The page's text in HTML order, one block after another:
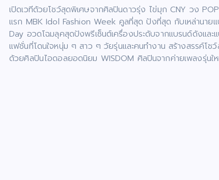
เปิดเวทีด้วยโชว์สุดพิเศษจากศิลปินดาวรุ่ง ไข่มุก CNY วง
แรก MBK Idol Fashion Week คูลที่สุด ปังที่สุด กับเหล่านา
Day อวดโฉมลุคสุดปังพรีเซ็นต์เครื่องประดับจากแบรนด์ดังและ
แฟชั่นที่โดนใจหนุ่ม ๆ สาว ๆ วัยรุ่นและคนทำงาน สร้างสรรค์โ
ด้วยศิลปินไอดอลยอดนิยม WISDOM ศิลปินจากค่ายเพลงรุ่นใ